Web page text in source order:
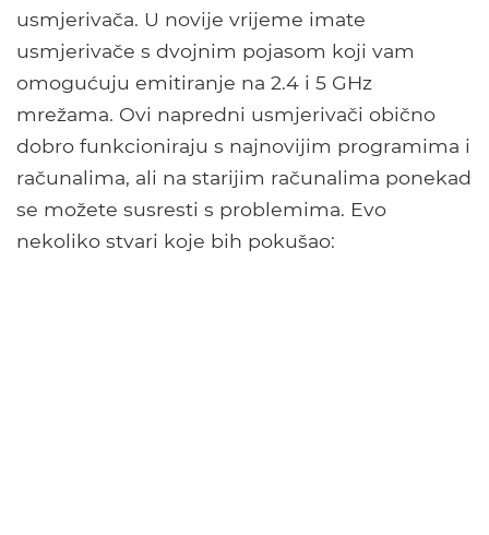
usmjerivača. U novije vrijeme imate
usmjerivače s dvojnim pojasom koji vam
omogućuju emitiranje na 2.4 i 5 GHz
mrežama. Ovi napredni usmjerivači obično
dobro funkcioniraju s najnovijim programima i
računalima, ali na starijim računalima ponekad
se možete susresti s problemima. Evo
nekoliko stvari koje bih pokušao: